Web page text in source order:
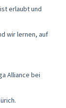
erlaubt und
wir lernen, auf
Alliance bei